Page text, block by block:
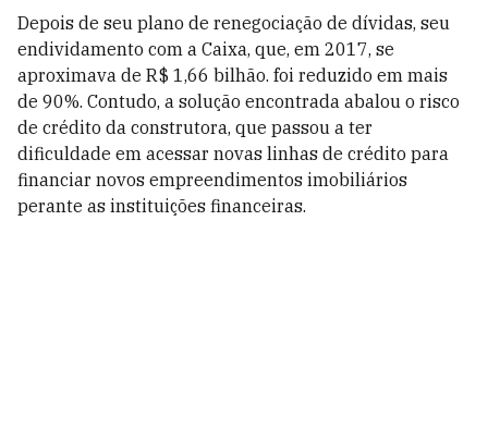
Depois de seu plano de renegociação de dívidas, seu
endividamento com a Caixa, que, em 2017, se
aproximava de R$ 1,66 bilhão. foi reduzido em mais
de 90%. Contudo, a solução encontrada abalou o risco
de crédito da construtora, que passou a ter
dificuldade em acessar novas linhas de crédito para
financiar novos empreendimentos imobiliários
perante as instituições financeiras.